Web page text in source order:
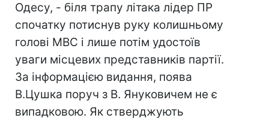
Одесу, - біля трапу літака лідер ПР
спочатку потиснув руку колишньому
голові МВС і лише потім удостоїв
уваги місцевих представників партії.
За інформацією видання, поява
В.Цушка поруч з В. Януковичем не є
випадковою. Як стверджують